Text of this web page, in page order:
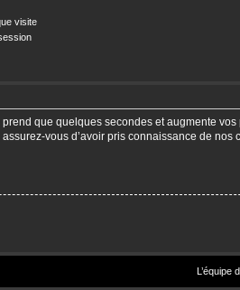
visite
que quelques secondes et augmente
vous d’avoir pris connaissance de
L’équipe